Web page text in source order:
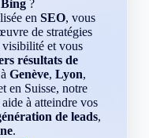
Bing?
enSEO, vous
de stratégies
visibilité et vous
résultats de
Genève, Lyon,
en Suisse, notre
à atteindre vos
de leads,
.